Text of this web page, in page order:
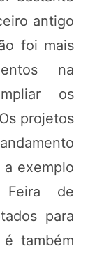
antigo
foi mais
na
os
projetos
exemplo
Feira de
para
também